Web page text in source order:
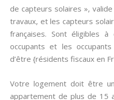
de capteurs solaires »,
travaux, et les capteurs
françaises. Sont éligibles
occupants et les
d’être {résidents fiscaux en
Votre logement doit être
appartement de plus de 15